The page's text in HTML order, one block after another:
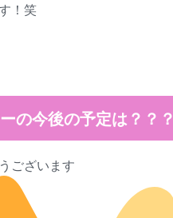
！笑
の今後の予定は？？？
ございます